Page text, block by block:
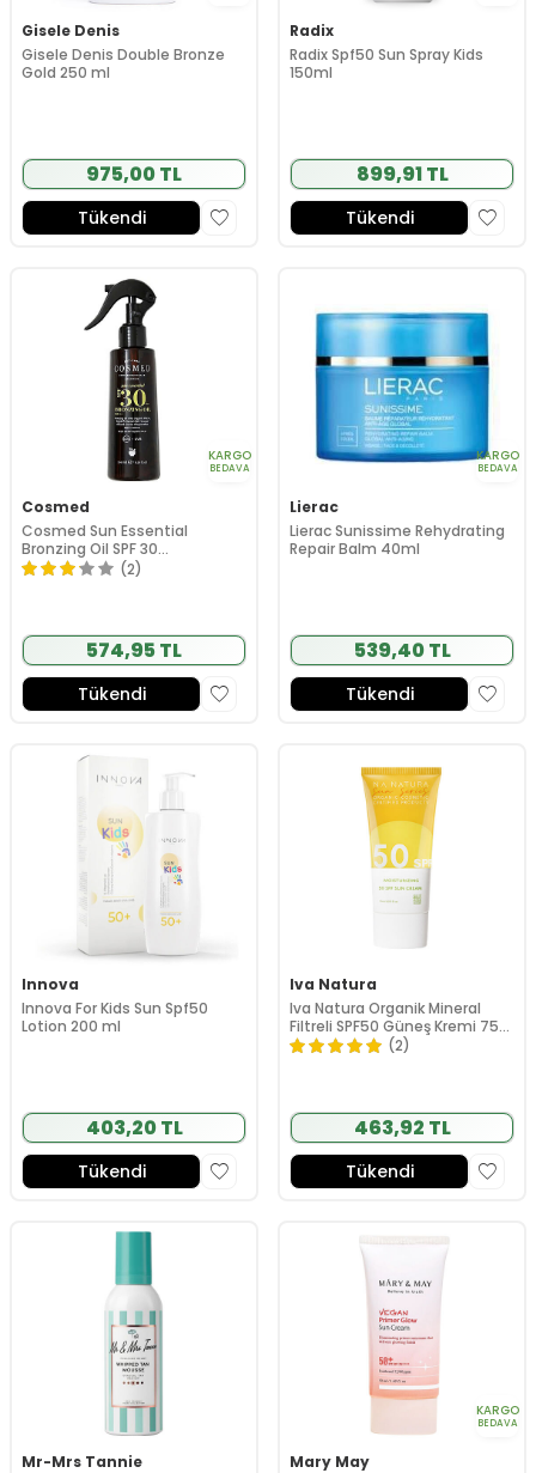
Gisele Denis
Gisele Denis Double Bronze
Gold 250 ml
975,00 TL
Tükendi
Radix
Radix Spf50 Sun Spray Kids
150ml
899,91 TL
Tükendi
KARGO
BEDAVA
Cosmed
Cosmed Sun Essential
Bronzing Oil SPF 30
Bronzlaştırıcı Güneş Yağı Sprey
(2)
574,95 TL
Tükendi
KARGO
BEDAVA
Lierac
Lierac Sunissime Rehydrating
Repair Balm 40ml
539,40 TL
Tükendi
Innova
Innova For Kids Sun Spf50
Lotion 200 ml
403,20 TL
Tükendi
Iva Natura
Iva Natura Organik Mineral
Filtreli SPF50 Güneş Kremi 75
ml
(2)
463,92 TL
Tükendi
Mr-Mrs Tannie
KARGO
BEDAVA
Mary May